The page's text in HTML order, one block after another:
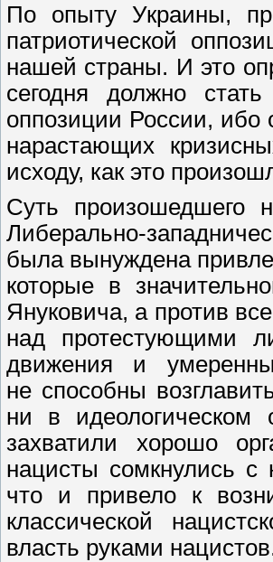
По опыту Украины,
патриотической
нашей страны. И это
сегодня должно
оппозиции России, ибо
нарастающих
исходу, как это
Суть произошедшего
Либерально-
была вынуждена
которые в
Януковича, а против
над протестующими
движения и
не способны
ни в
захватили хорошо
нацисты сомкнулись с
что и привело к
классической
власть руками